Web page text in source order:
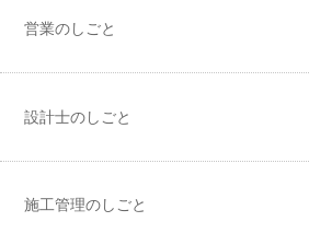
営業のしごと
設計士のしごと
施工管理のしごと